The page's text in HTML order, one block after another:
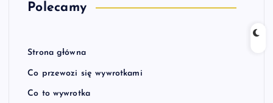
Polecamy
Strona główna
Co przewozi się wywrotkami
Co to wywrotka